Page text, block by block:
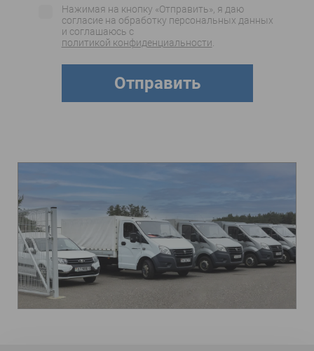
Нажимая на кнопку «Отправить», я даю
согласие на обработку персональных данных
и соглашаюсь c
политикой конфиденциальности
Отправить